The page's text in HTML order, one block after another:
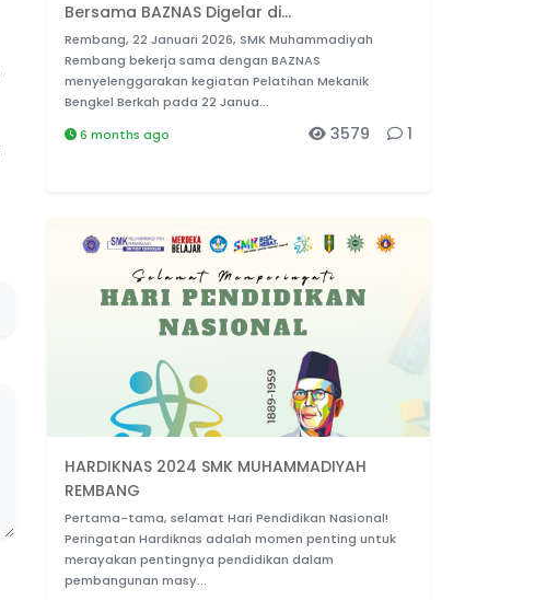
Bersama BAZNAS Digelar di...
Rembang, 22 Januari 2026, SMK Muhammadiyah
Rembang bekerja sama dengan BAZNAS
menyelenggarakan kegiatan Pelatihan Mekanik
Bengkel Berkah pada 22 Janua...
6 months ago
1
3579
HARDIKNAS 2024 SMK MUHAMMADIYAH
REMBANG
Pertama-tama, selamat Hari Pendidikan Nasional!
Peringatan Hardiknas adalah momen penting untuk
merayakan pentingnya pendidikan dalam
pembangunan masy...